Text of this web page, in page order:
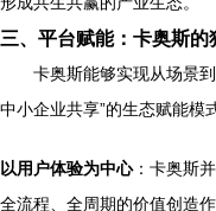
三、平台赋能：卡奥斯的
卡奥斯能够实现从场景
中小企业共享”的生态赋能模
以用户体验为中心：卡奥斯
全流程、全周期的价值创造